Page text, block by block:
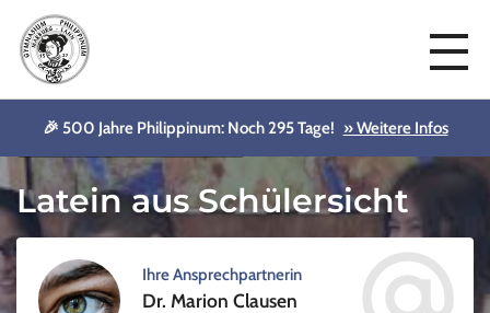
🎉 500 Jahre Philippinum: Noch 295 Tage! » Weitere Infos
Sprachen und kulturelle Wurzeln
Latein aus Schülersicht
Ihre Ansprechpartnerin
Dr. Marion Clausen